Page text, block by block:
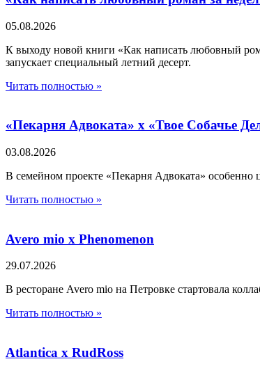
05.08.2026
К выходу новой книги «Как написать любовный
запускает специальный летний десерт.
Читать полностью »
«Пекарня Адвоката» х «Твое Собачье
03.08.2026
В семейном проекте «Пекарня Адвоката» особенно
Читать полностью »
Avero mio x Phenomenon
29.07.2026
В ресторане Avero mio на Петровке стартовала
Читать полностью »
Atlantica х RudRoss